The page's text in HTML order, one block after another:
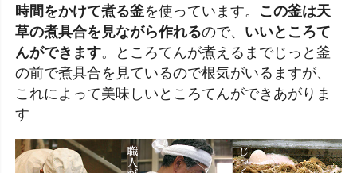
時間をかけて煮る釜を使っています。
この釜は天
草の煮具合を見ながら作れるので、 いいところて
んができます。ところてんが煮えるまでじっと釜
の前で煮具合を見ているので根気がいるますが、
これによって美味しいところてんができあがりま
す